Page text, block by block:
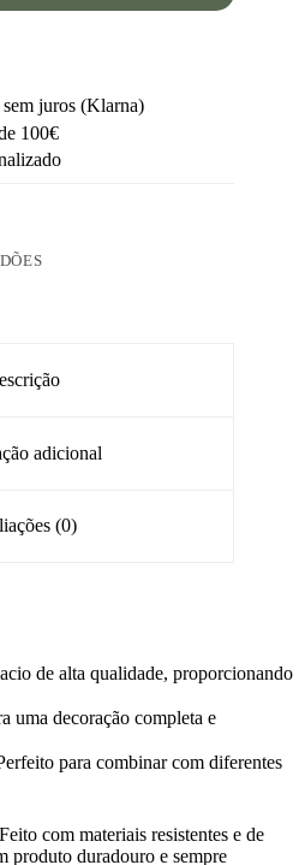
sem juros (Klarna)
100€
adicional
(0)
de alta qualidade, proporcionando
uma decoração completa e
para combinar com diferentes
com materiais resistentes e de
produto duradouro e sempre